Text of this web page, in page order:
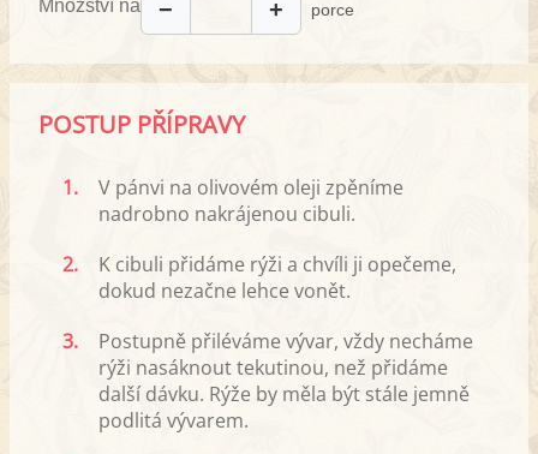
Množství na − + porce
POSTUP PŘÍPRAVY
1.
V pánvi na olivovém oleji zpěníme
nadrobno nakrájenou cibuli.
2.
K cibuli přidáme rýži a chvíli ji opečeme,
dokud nezačne lehce vonět.
3.
Postupně přiléváme vývar, vždy necháme
rýži nasáknout tekutinou, než přidáme
další dávku. Rýže by měla být stále jemně
podlitá vývarem.